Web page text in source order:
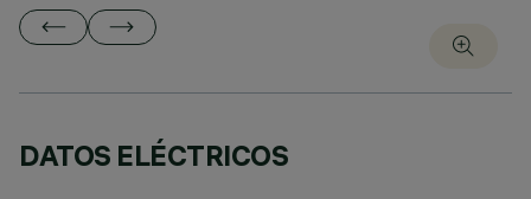
DATOS ELÉCTRICOS